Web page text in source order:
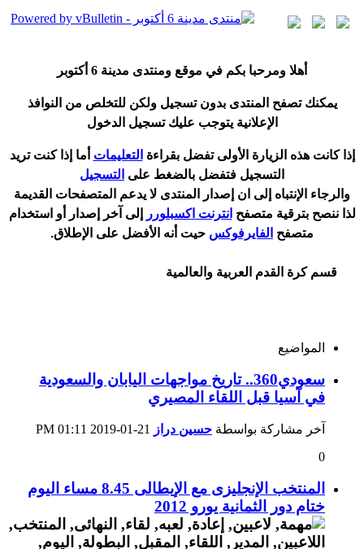
هلا ومرحبا بكم في موقع ومنتدى مدينة 6 أكتوبر
يمكنك تصفح المنتدى بدون تسجيل ولكن للتخلص من النوافذ
الإعلانية يتوجب عليك تسجيل الدخول
إذا كانت هذه الزيارة الأولى تفضل بقراءة التعليمات ما إذا كنت تريد
التسجيل فتفضل بالضغط على التسجيل
والرجاء الإنتباه إلى ان إصدار المنتدى لا يدعم المتصفحات القديمة
لذا ننصح بترقية متصفح انترنت اكسبلورر إلى آخر إصدار أو استخدام
متصفح الفايرفوكس حيت نه الأفضل على الإطلاق.
قسم كرة القدم العربية والعالمية
المواضيع
سعودي360.. تاريخ مواجهات اليابان والسعودية
في آسيا قبل اللقاء المصيري
آخر مشاركة بواسطة حسين دراز
01:11 PM
0
المنتخب الإنجليزى مع الإيطالى 8.45 مساء اليوم
ختام دور الثمانية يورو 2012